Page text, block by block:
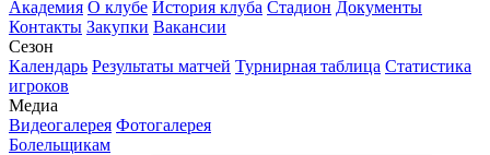
Академия О клубе История клуба Стадион Документы
Контакты Закупки Вакансии
Сезон
Календарь Результаты матчей Турнирная таблица Статистика
игроков
Медиа
Видеогалерея Фотогалерея
Болельщикам